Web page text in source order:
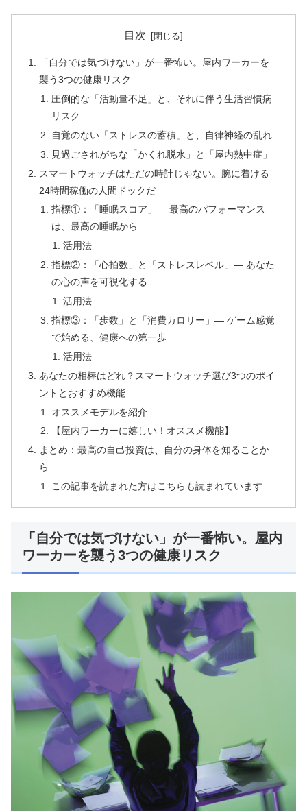
目次
「自分では気づけない」が一番怖い。屋内ワーカーを
襲う3つの健康リスク
圧倒的な「活動量不足」と、それに伴う生活習慣病
リスク
自覚のない「ストレスの蓄積」と、自律神経の乱れ
見過ごされがちな「かくれ脱水」と「屋内熱中症」
スマートウォッチはただの時計じゃない。腕に着ける
24時間稼働の人間ドックだ
指標①：「睡眠スコア」― 最高のパフォーマンス
は、最高の睡眠から
活用法
指標②：「心拍数」と「ストレスレベル」― あなた
の心の声を可視化する
活用法
指標③：「歩数」と「消費カロリー」― ゲーム感覚
で始める、健康への第一歩
活用法
あなたの相棒はどれ？スマートウォッチ選び3つのポイ
ントとおすすめ機能
オススメモデルを紹介
【屋内ワーカーに嬉しい！オススメ機能】
まとめ：最高の自己投資は、自分の身体を知ることか
ら
この記事を読まれた方はこちらも読まれています
「自分では気づけない」が一番怖い。屋内
ワーカーを襲う3つの健康リスク